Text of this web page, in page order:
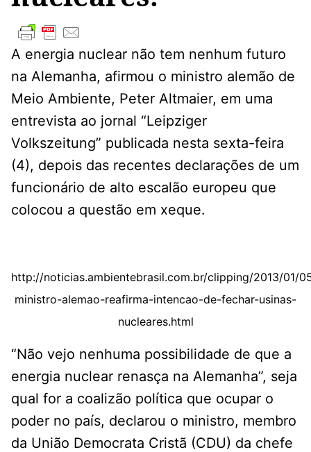
A energia nuclear não tem nenhum futuro
na Alemanha, afirmou o ministro alemão de
Meio Ambiente, Peter Altmaier, em uma
entrevista ao jornal “Leipziger
Volkszeitung” publicada nesta sexta-feira
(4), depois das recentes declarações de um
funcionário de alto escalão europeu que
colocou a questão em xeque.
http://noticias.ambientebrasil.com.br/clipping/2013/01/
ministro-alemao-reafirma-intencao-de-fechar-usinas-
nucleares.html
“Não vejo nenhuma possibilidade de que a
energia nuclear renasça na Alemanha”, seja
qual for a coalizão política que ocupar o
poder no país, declarou o ministro, membro
da União Democrata Cristã (CDU) da chefe